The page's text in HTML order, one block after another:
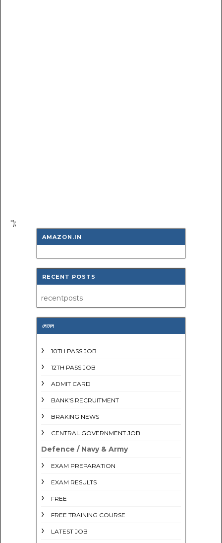
");
AMAZON.IN
RECENT POSTS
recentposts
লেবেল
10TH PASS JOB
12TH PASS JOB
ADMIT CARD
BANK'S RECRUITMENT
BRAKING NEWS
CENTRAL GOVERNMENT JOB
Defence / Navy & Army
EXAM PREPARATION
EXAM RESULTS
FREE
FREE TRAINING COURSE
LATEST JOB